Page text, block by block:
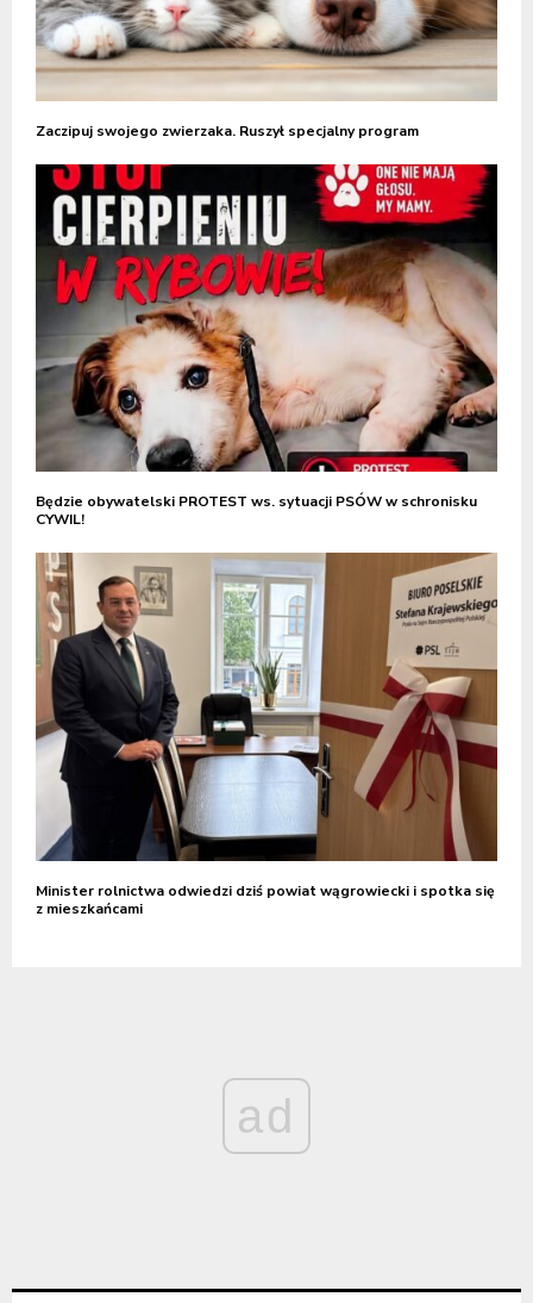
Zaczipuj swojego zwierzaka. Ruszył specjalny program
Będzie obywatelski PROTEST ws. sytuacji PSÓW w schronisku
CYWIL!
Minister rolnictwa odwiedzi dziś powiat wągrowiecki i spotka się
z mieszkańcami
ad